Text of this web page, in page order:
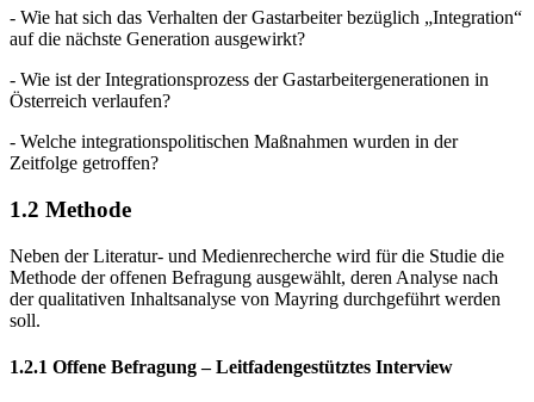
- Wie hat sich das Verhalten der Gastarbeiter bezüglich „Integration“
auf die nächste Generation ausgewirkt?
- Wie ist der Integrationsprozess der Gastarbeitergenerationen in
Österreich verlaufen?
- Welche integrationspolitischen Maßnahmen wurden in der
Zeitfolge getroffen?
1.2 Methode
Neben der Literatur- und Medienrecherche wird für die Studie die
Methode der offenen Befragung ausgewählt, deren Analyse nach
der qualitativen Inhaltsanalyse von Mayring durchgeführt werden
soll.
1.2.1 Offene Befragung – Leitfadengestütztes Interview